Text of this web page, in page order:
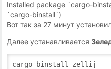
Installed package `cargo-
`cargo-binstall`)
Вот так за 27 минут
Далее устанавливается
cargo binstall zellij